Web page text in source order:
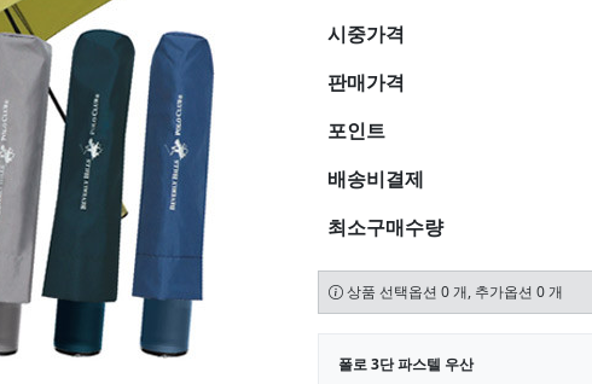
시중가격
판매가격
포인트
배송비결제
최소구매수량
상품 선택옵션 0 개, 추가옵션 0 개
선택된 옵션
폴로 3단 파스텔 우산